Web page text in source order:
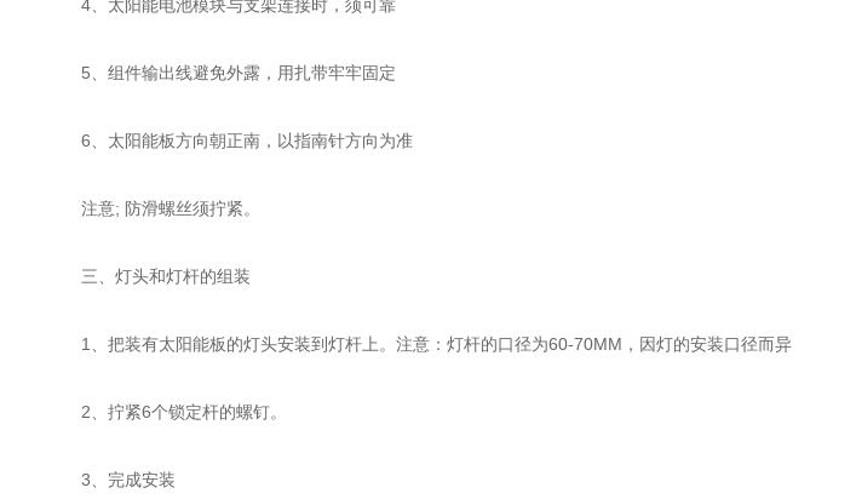
4、太阳能电池模块与支架连接时，须可靠
5、组件输出线避免外露，用扎带牢牢固定
6、太阳能板方向朝正南，以指南针方向为准
注意; 防滑螺丝须拧紧。
三、灯头和灯杆的组装
1、把装有太阳能板的灯头安装到灯杆上。注意：灯杆的口径为60-70MM，因灯的安装口径而异
2、拧紧6个锁定杆的螺钉。
3、完成安装